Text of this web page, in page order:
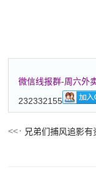
微信线报群-周六外
232332155
兄弟们捕风追影有